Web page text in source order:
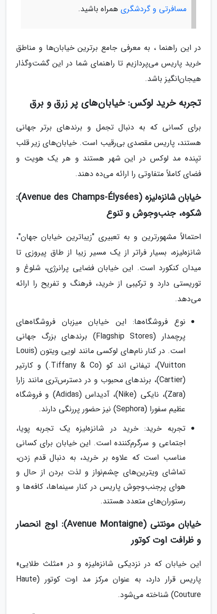
مسافرتی و گردشگری همراه باشید.
در این راهنما ، به معرفی جامع برترین خیابان‌ها و مناطق
خرید پاریس می‌پردازیم تا راهنمای شما در این گشت‌وگذار
هیجان‌انگیز باشد.
تجربه خرید لوکس: خیابان‌های پر زرق و برق
برای کسانی که به دنبال تجمل و برندهای برتر جهانی
هستند، پاریس مقصدی بی‌رقیب است. خیابان‌های زیر قلب
تپنده مد لوکس در این شهر هستند و هر یک هویت و
فضای کاملاً متفاوتی را ارائه می‌ده دهند.
خیابان شانزه‌لیزه (Avenue des Champs-Élysées):
شکوه، جنب‌وجوش و تنوع
احتمالاً مشهورترین و به تعبیری "زیباترین خیابان جهان"،
شانزه‌لیزه، بسیار فراتر از یک مسیر زیبا از طاق پیروزی تا
میدان کنکورد است. این خیابان فضایی پرانرژی، شلوغ و
توریستی دارد و ترکیبی از خرید، فرهنگ و تفریح را ارائه
می‌دهد.
نوع فروشگاه‌ها: این خیابان میزبان فروشگاه‌های
پرچمدار (Flagship Stores) برندهای بزرگ جهانی
است. در کنار نام‌های لوکسی مانند لویی ویتون (Louis
Vuitton)، تیفانی اند کو (Tiffany & Co.) و کارتیر
(Cartier)، برندهای محبوب و در دسترس‌تری مانند زارا
(Zara)، نایکی (Nike)، آدیداس (Adidas) و فروشگاه
عظیم سفورا (Sephora) نیز حضور پررنگی دارند.
تجربه خرید: خرید در شانزه‌لیزه یک تجربه پویا،
اجتماعی و سرگرم‌کننده است. این خیابان برای کسانی
مناسب است که علاوه بر خرید، به دنبال قدم زدن،
تماشای ویترین‌های چشم‌نواز و لذت بردن از حال و
هوای پرجنب‌وجوش پاریس در کنار سینماها، کافه‌ها و
رستوران‌های متعدد هستند.
خیابان مونتنی (Avenue Montaigne): اوج انحصار
و ظرافت اوت کوتور
این خیابان که در نزدیکی شانزه‌لیزه و در «مثلث طلایی»
پاریس قرار دارد، به عنوان مرکز مد اوت کوتور (Haute
Couture) شناخته می‌شود.